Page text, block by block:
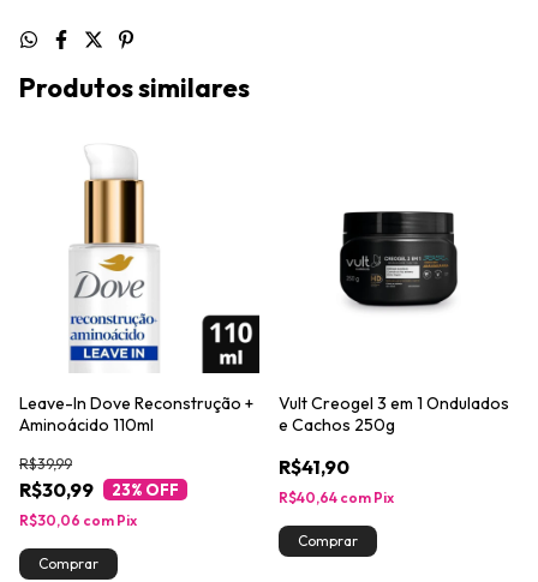
Produtos similares
Leave-In Dove Reconstrução +
Aminoácido 110ml
R$30,99
R$39,99
23% OFF
R$30,06 com Pix
Vult Creogel 3 em 1 Ondulados
e Cachos 250g
R$41,90
R$40,64 com Pix